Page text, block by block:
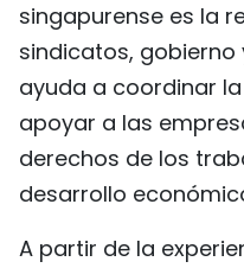
singapurense es la
sindicatos, gobierno
ayuda a coordinar
apoyar a las
derechos de los
desarrollo
A partir de la